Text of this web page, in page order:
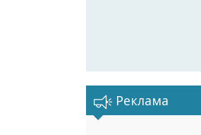
Реклама